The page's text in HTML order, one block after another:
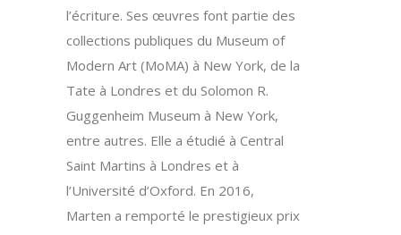
l’écriture. Ses œuvres font partie des
collections publiques du Museum of
Modern Art (MoMA) à New York, de la
Tate à Londres et du Solomon R.
Guggenheim Museum à New York,
entre autres. Elle a étudié à Central
Saint Martins à Londres et à
l’Université d’Oxford. En 2016,
Marten a remporté le prestigieux prix